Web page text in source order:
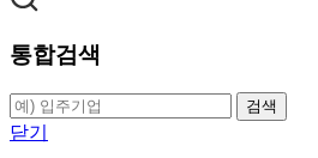
통합검색
검색
닫기